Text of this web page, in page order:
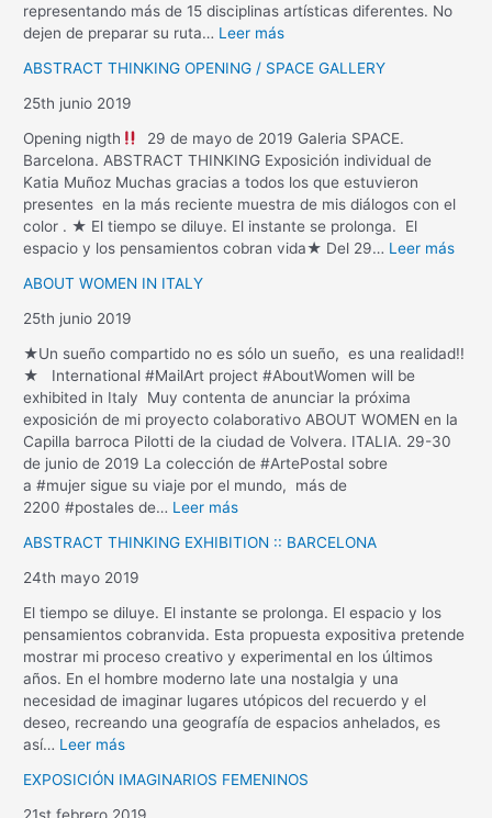
representando más de 15 disciplinas artísticas diferentes. No
dejen de preparar su ruta… Leer más
ABSTRACT THINKING OPENING / SPACE GALLERY
25th junio 2019
Opening nigth
29 de mayo de 2019 Galeria SPACE.
Barcelona. ABSTRACT THINKING Exposición individual de
Katia Muñoz Muchas gracias a todos los que estuvieron
presentes en la más reciente muestra de mis diálogos con el
color . ★ El tiempo se diluye. El instante se prolonga. El
espacio y los pensamientos cobran vida★ Del 29… Leer más
ABOUT WOMEN IN ITALY
25th junio 2019
★Un sueño compartido no es sólo un sueño, es una realidad!!
★ International #MailArt project #AboutWomen will be
exhibited in Italy Muy contenta de anunciar la próxima
exposición de mi proyecto colaborativo ABOUT WOMEN en la
Capilla barroca Pilotti de la ciudad de Volvera. ITALIA. 29-30
de junio de 2019 La colección de #ArtePostal sobre
a #mujer sigue su viaje por el mundo, más de
2200 #postales de… Leer más
ABSTRACT THINKING EXHIBITION :: BARCELONA
24th mayo 2019
El tiempo se diluye. El instante se prolonga. El espacio y los
pensamientos cobranvida. Esta propuesta expositiva pretende
mostrar mi proceso creativo y experimental en los últimos
años. En el hombre moderno late una nostalgia y una
necesidad de imaginar lugares utópicos del recuerdo y el
deseo, recreando una geografía de espacios anhelados, es
así… Leer más
EXPOSICIÓN IMAGINARIOS FEMENINOS